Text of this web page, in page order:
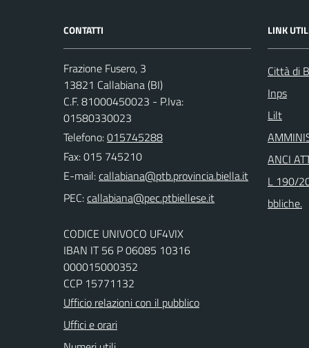
CONTATTI
Frazione Fusero, 3
13821 Callabiana (BI)
C.F. 81000450023 - P.Iva:
01580330023
Telefono:015745288
Fax: 015 745210
E-mail:
PEC:
CODICE UNIVOCO UF4VIX
IBAN IT 56 P 06085 10316
000015000352
CCP 15771132
Ufficio relazioni con il pubblico
Uffici e orari
LINK
Città di
Inps
Lilt
ANCI
L 190/
bbliche.